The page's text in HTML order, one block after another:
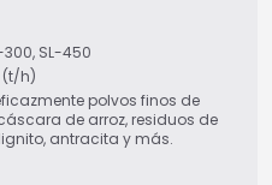
300, SL-450
(t/h)
polvos finos de
de arroz, residuos de
antracita y más.